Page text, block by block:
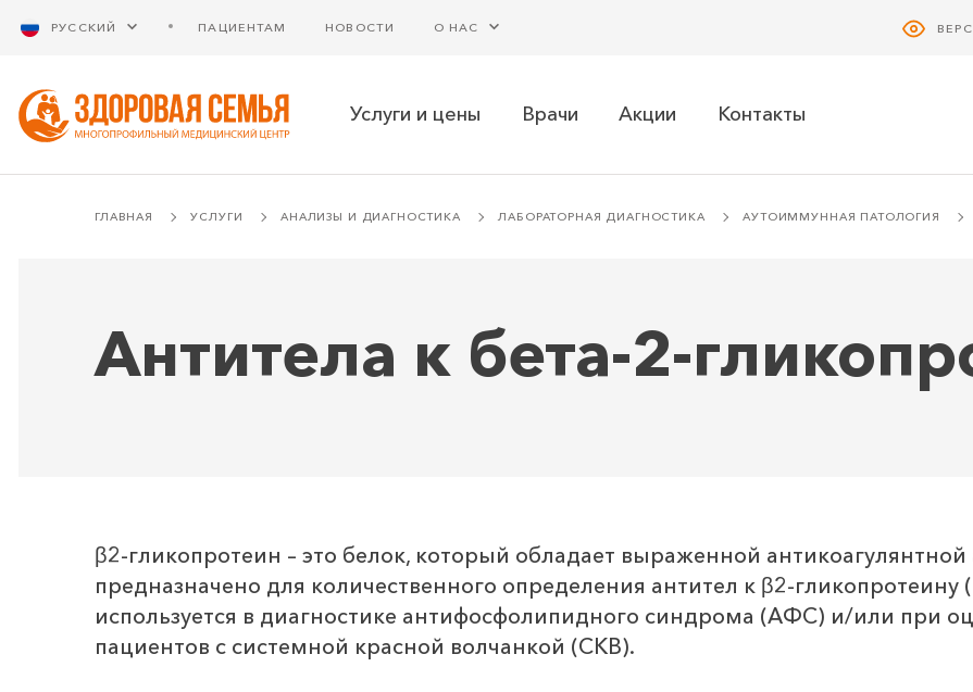
РУССКИЙ ПАЦИЕНТАМ НОВОСТИ О НАС
Услуги и цены Врачи Акции Контакты
ГЛАВНАЯ УСЛУГИ АНАЛИЗЫ И ДИАГНОСТИКА ЛАБОРАТОРНАЯ ДИАГНОСТИКА АУТОИММУННАЯ ПАТОЛОГИЯ
Антитела к бета-2-
β2-гликопротеин – это белок, который обладает выраженной
предназначено для количественного определения антител к β2-гликопротеину
используется в диагностике антифосфолипидного синдрома (АФС) и/или при
пациентов с системной красной волчанкой (СКВ).